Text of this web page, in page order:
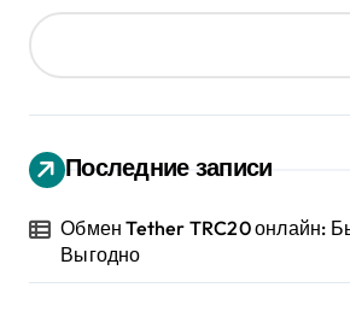
Последние записи
Обмен Tether TRC20 онлайн:
Выгодно